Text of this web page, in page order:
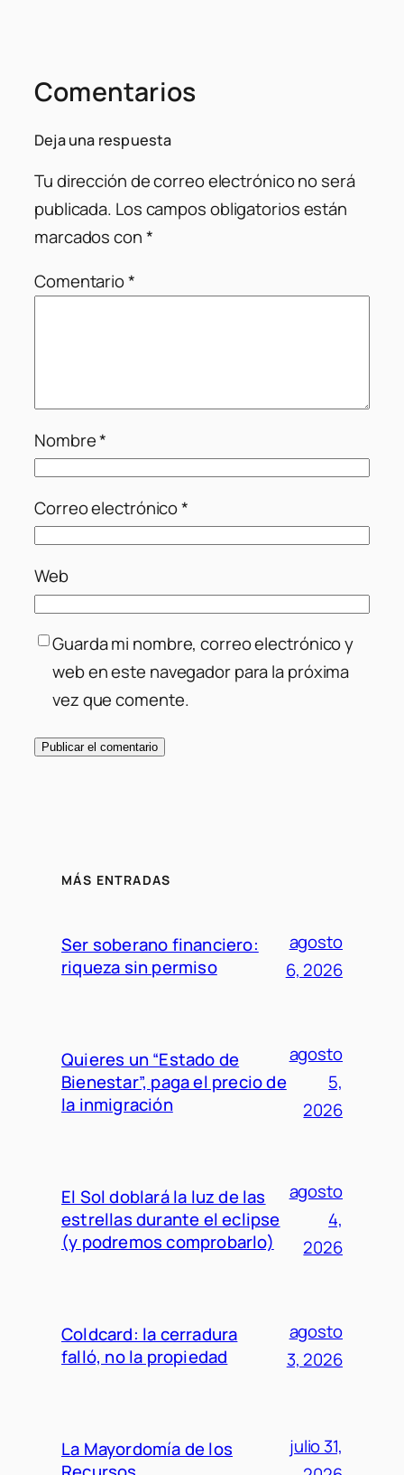
Comentarios
Deja una respuesta
Tu dirección de correo electrónico no será
publicada. Los campos obligatorios están
marcados con*
Comentario*
Nombre*
Correo electrónico*
Web
Guarda mi nombre, correo electrónico y
web en este navegador para la próxima
vez que comente.
MÁS ENTRADAS
Ser soberano financiero:
riqueza sin permiso
agosto
6, 2026
Quieres un “Estado de
Bienestar”, paga el precio de
la inmigración
agosto
5,
2026
El Sol doblará la luz de las
estrellas durante el eclipse
(y podremos comprobarlo)
agosto
4,
2026
Coldcard: la cerradura
falló, no la propiedad
agosto
3, 2026
La Mayordomía de los
julio 31,